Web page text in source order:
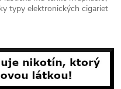
typy elektronických cigariet